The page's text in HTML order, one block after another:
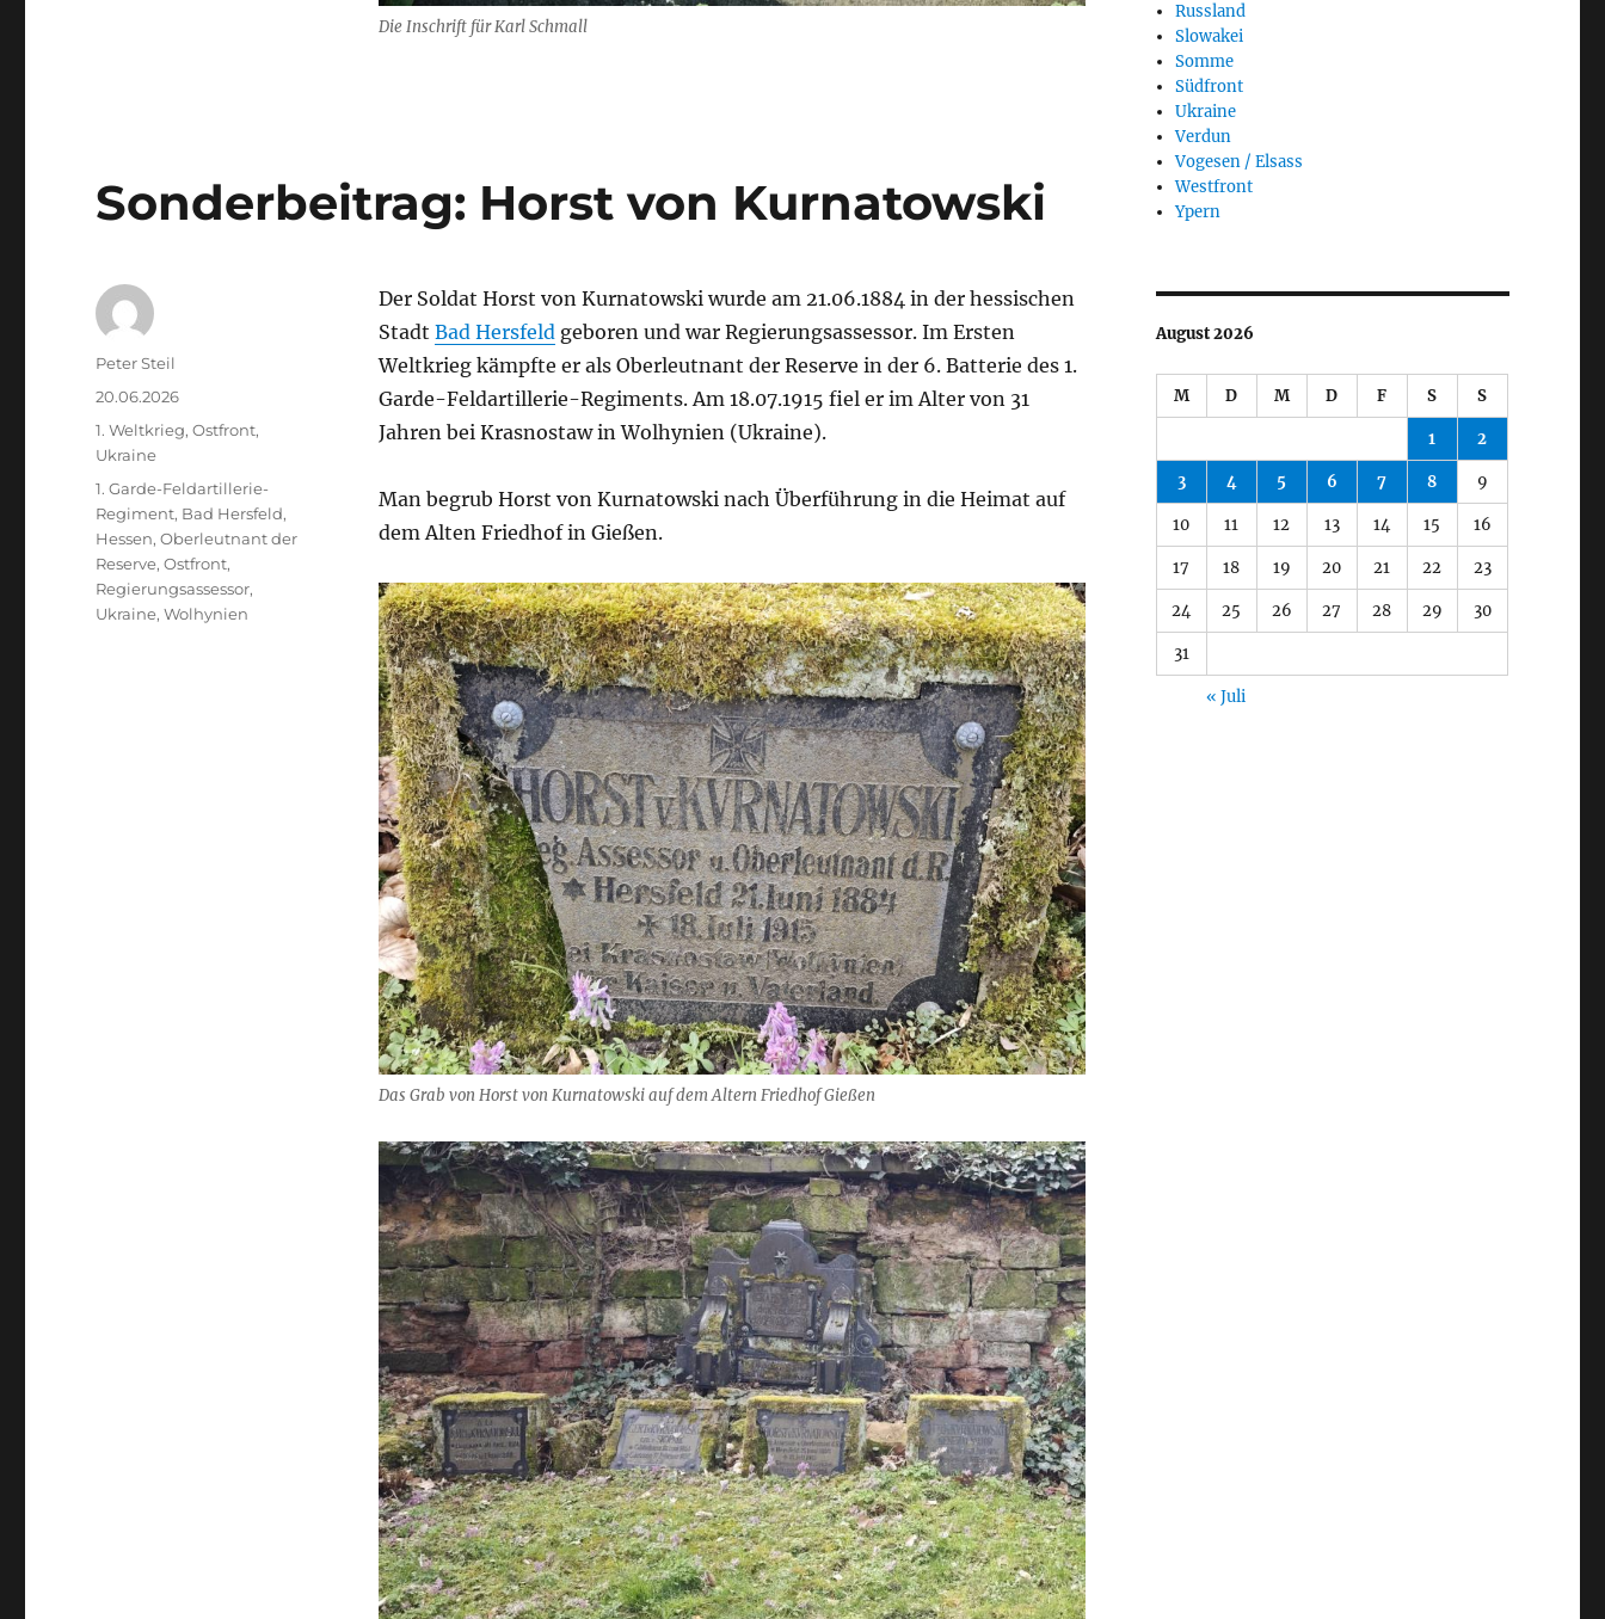
Die Inschrift für Karl Schmall
Sonderbeitrag: Horst von Kurnatowski
Der Soldat Horst von Kurnatowski wurde am 21.06.1884 in der hessischen
Stadt Bad Hersfeld geboren und war Regierungsassessor. Im Ersten
Weltkrieg kämpfte er als Oberleutnant der Reserve in der 6. Batterie des 1.
Garde-Feldartillerie-Regiments. Am 18.07.1915 fiel er im Alter von 31
Jahren bei Krasnostaw in Wolhynien (Ukraine).
Man begrub Horst von Kurnatowski nach Überführung in die Heimat auf
dem Alten Friedhof in Gießen.
Das Grab von Horst von Kurnatowski auf dem Altern Friedhof Gießen
Autor
Peter Steil
Veröffentlicht
20.06.2026
Kategorien
1. Weltkrieg,Ostfront,
Ukraine
Schlagwörter
1. Garde-Feldartillerie-
Regiment, Bad Hersfeld,
Hessen,Oberleutnant der
Reserve,Ostfront,
Regierungsassessor,
Ukraine,Wolhynien
Russland
Slowakei
Somme
Südfront
Ukraine
Verdun
Vogesen / Elsass
Westfront
Ypern
August 2026
M D M D F S S
1 2
3 4 5 6 7 8 9
10 11 12 13 14 15 16
17 18 19 20 21 22 23
24 25 26 27 28 29 30
31
« Juli